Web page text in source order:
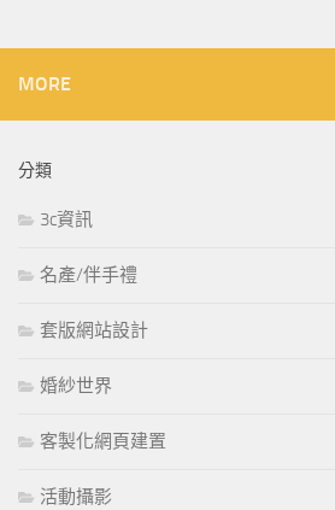
MORE
分類
3c資訊
名產/伴手禮
套版網站設計
婚紗世界
客製化網頁建置
活動攝影